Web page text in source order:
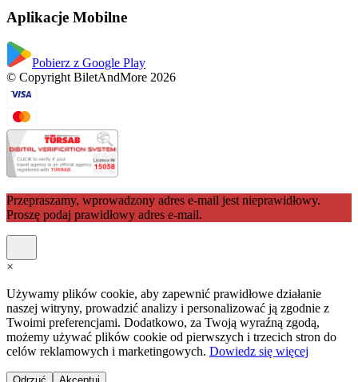
Aplikacje Mobilne
Pobierz z Google Play
© Copyright BiletAndMore 2026
Przepraszamy, wprowadzony adres e-mail jest nieprawidłowy.
Proszę podaj prawidłowy adres e-mail.
×
Używamy plików cookie, aby zapewnić prawidłowe działanie
naszej witryny, prowadzić analizy i personalizować ją zgodnie z
Twoimi preferencjami. Dodatkowo, za Twoją wyraźną zgodą,
możemy używać plików cookie od pierwszych i trzecich stron do
celów reklamowych i marketingowych. Dowiedz się więcej